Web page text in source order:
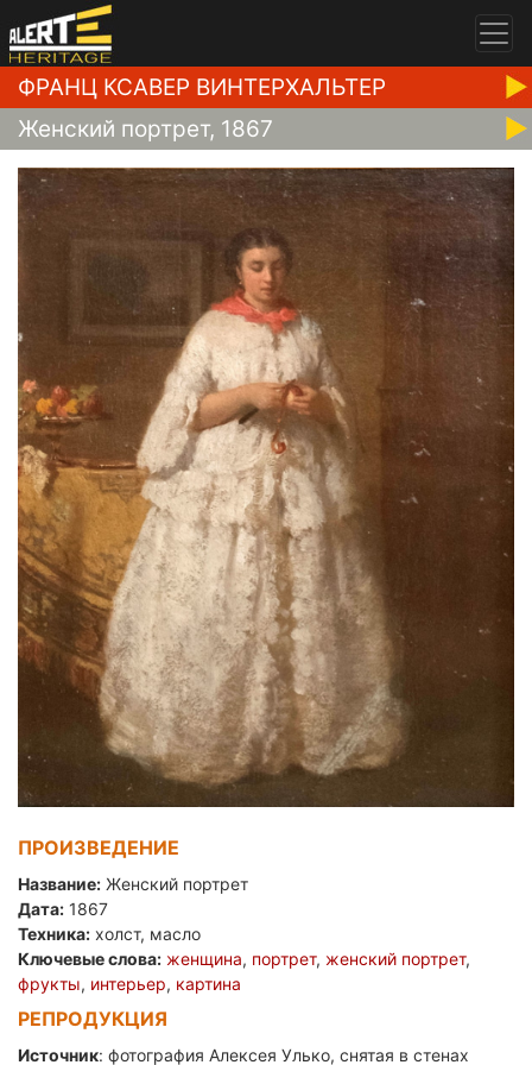
ФРАНЦ КСАВЕР ВИНТЕРХАЛЬТЕР
Женский портрет, 1867
ПРОИЗВЕДЕНИЕ
Название: Женский портрет
Дата: 1867
Техника: холст, масло
Ключевые слова: женщина, портрет, женский портрет,
фрукты, интерьер, картина
РЕПРОДУКЦИЯ
Источник: фотография Алексея Улько, снятая в стенах